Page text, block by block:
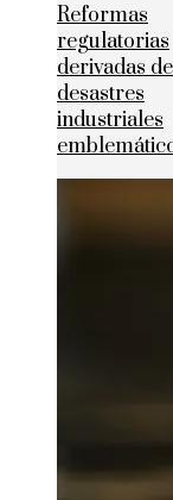
Reformas
regulatorias
derivadas de
desastres
industriales